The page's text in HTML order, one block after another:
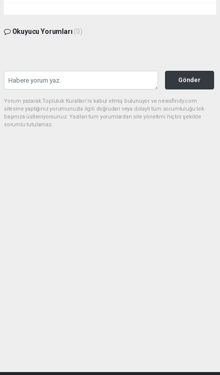
Okuyucu Yorumları (0)
Gönder
Yorum yazarak Topluluk Kuralları’nı kabul etmiş bulunuyor ve newsfindy.com
sitesine yaptığınız yorumunuzla ilgili doğrudan veya dolaylı tüm sorumluluğu tek
başınıza üstleniyorsunuz. Yazılan tüm yorumlardan site yönetimi hiçbir şekilde
sorumlu tutulamaz.